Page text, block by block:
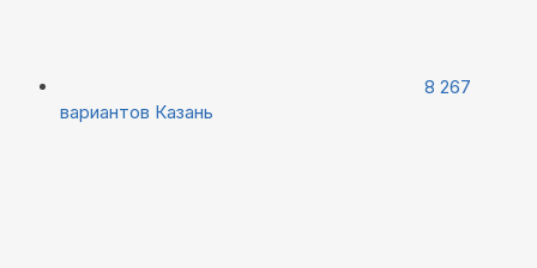
8 267
вариантов Казань